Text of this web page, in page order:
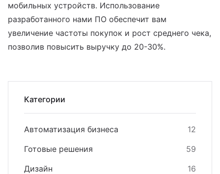
мобильных устройств. Использование
разработанного нами ПО обеспечит вам
увеличение частоты покупок и рост среднего чека,
позволив повысить выручку до 20-30%.
Категории
Автоматизация бизнеса
12
Готовые решения
59
Дизайн
16